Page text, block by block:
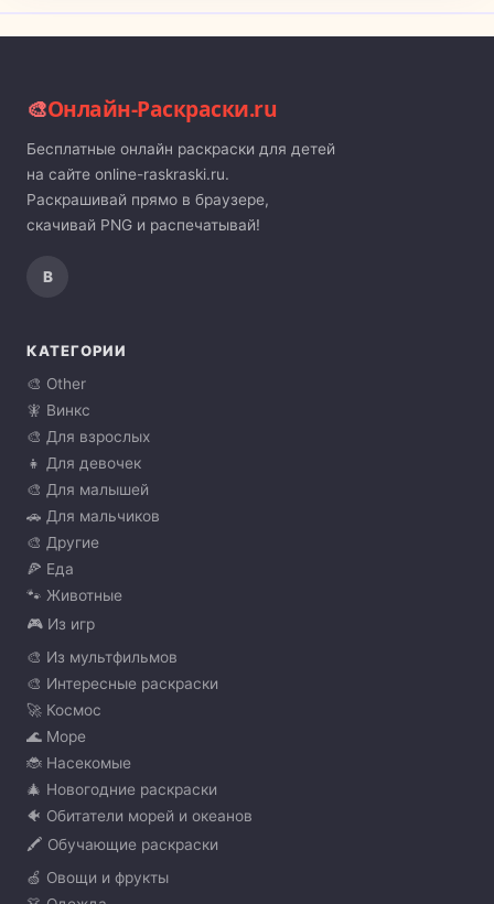
🎨Онлайн-Раскраски.ru
Бесплатные онлайн раскраски для детей
на сайте online-raskraski.ru.
Раскрашивай прямо в браузере,
скачивай PNG и распечатывай!
В
КАТЕГОРИИ
🎨 Other
🧚 Винкс
🎨 Для взрослых
👧 Для девочек
🎨 Для малышей
🚗 Для мальчиков
🎨 Другие
🍕 Еда
🐾 Животные
🎮 Из игр
🎨 Из мультфильмов
🎨 Интересные раскраски
🚀 Космос
🌊 Море
🐞 Насекомые
🎄 Новогодние раскраски
🐠 Обитатели морей и океанов
🖍️ Обучающие раскраски
🍏 Овощи и фрукты